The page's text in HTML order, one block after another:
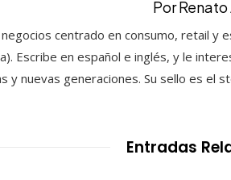
Por
centrado en consumo, retail y
Escribe en español e inglés, y le
y nuevas generaciones. Su sello es el
Entradas